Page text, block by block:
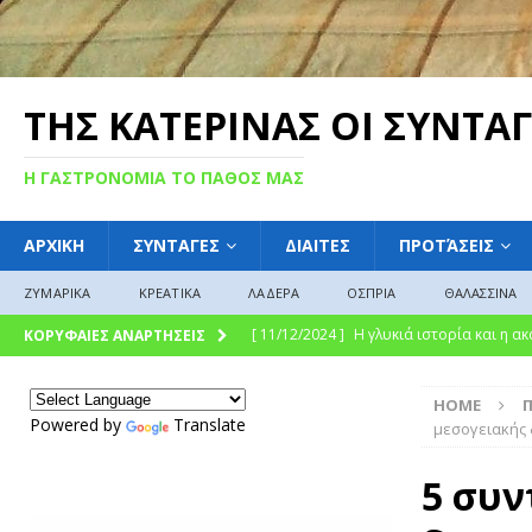
ΤΗΣ ΚΑΤΕΡΙΝΑΣ ΟΙ
Η ΓΑΣΤΡΟΝΟΜΙΑ ΤΟ ΠΑΘΟΣ ΜΑΣ
ΑΡΧΙΚΗ ΣΥΝΤΑΓΕΣ ΔΙΑΙΤΕΣ ΠΡΟΤΆΣΕΙΣ
ΖΥΜΑΡΙΚΑ ΚΡΕΑΤΙΚΑ ΛΑΔΕΡΑ ΟΣΠΡΙΑ ΘΑΛΑΣΣΙΝΑ
ΚΟΡΥΦΑΙΕΣ ΑΝΑΡΤΗΣΕΙΣ [ 11/12/2024 ] Η γλυκιά ιστορία και η
Γλυκό του κουταλιού :
“Γιουβέτσι: Ένα Ζεστό
HOME
μεσογειακής
5
Powered by Translate